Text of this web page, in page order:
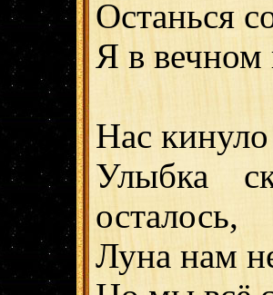
Останься
Я в вечном
Нас
Улыбка
осталось,
Луна нам